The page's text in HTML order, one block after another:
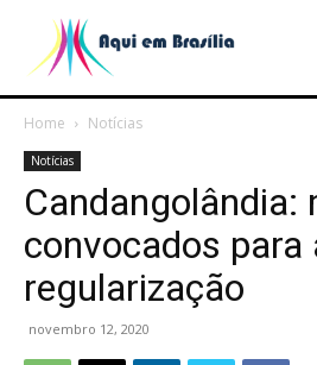
Home Notícias
Notícias
Candangolândia:
convocados para
regularização
novembro 12, 2020